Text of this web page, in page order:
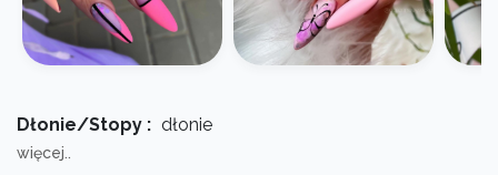
Dłonie/Stopy : dłonie
więcej..